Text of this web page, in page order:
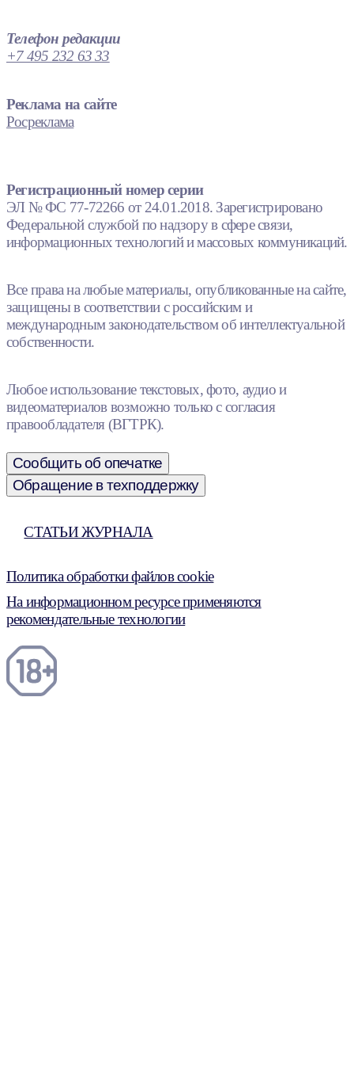
Телефон редакции
+7 495 232 63 33
Реклама на сайте
Росреклама
Регистрационный номер серии
ЭЛ № ФС 77-72266 от 24.01.2018. Зарегистрировано
Федеральной службой по надзору в сфере связи,
информационных технологий и массовых коммуникаций.
Все права на любые материалы, опубликованные на сайте,
защищены в соответствии с российским и
международным законодательством об интеллектуальной
собственности.
Любое использование текстовых, фото, аудио и
видеоматериалов возможно только с согласия
правообладателя (ВГТРК).
Сообщить об опечатке
Обращение в техподдержку
СТАТЬИ ЖУРНАЛА
Политика обработки файлов cookie
На информационном ресурсе применяются
рекомендательные технологии